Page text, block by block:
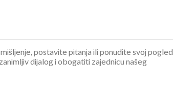
postavite pitanja ili ponudite svoj pogled
dijalog i obogatiti zajednicu našeg